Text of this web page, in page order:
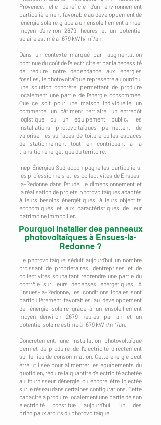
Provence, elle bénéficie d'un environnement
particulièrement favorable au développement de
l'énergie solaire grâce à un ensoleillement annuel
moyen d'environ 2679 heures et un potentiel
solaire estimé à 1679 kWh/m²/an.
Dans un contexte marqué par l'augmentation
continue du coût de l'électricité et par la nécessité
de réduire notre dépendance aux énergies
fossiles, le photovoltaïque représente aujourd'hui
une solution concrète permettant de produire
localement une partie de l'énergie consommée.
Que ce soit pour une maison individuelle, un
commerce, un bâtiment tertiaire, un entrepôt
logistique ou un équipement public, les
installations photovoltaïques permettent de
valoriser les surfaces de toiture ou les espaces
de stationnement tout en contribuant à la
transition énergétique du territoire.
Inep Énergies Sud accompagne les particuliers,
les professionnels et les collectivités de Ensues-
la-Redonne dans l'étude, le dimensionnement et
la réalisation de projets photovoltaïques adaptés
à leurs besoins énergétiques, à leurs objectifs
économiques et aux caractéristiques de leur
patrimoine immobilier.
Pourquoi installer des panneaux
photovoltaïques à Ensues-la-
Redonne ?
Le photovoltaïque séduit aujourd'hui un nombre
croissant de propriétaires, d'entreprises et de
collectivités souhaitant reprendre une partie du
contrôle sur leurs dépenses énergétiques. À
Ensues-la-Redonne, les conditions locales sont
particulièrement favorables au développement
de l'énergie solaire grâce à un ensoleillement
moyen d'environ 2679 heures par an et un
potentiel solaire estimé à 1679 kWh/m²/an.
Concrètement, une installation photovoltaïque
permet de produire de l'électricité directement
sur le lieu de consommation. Cette énergie peut
être utilisée pour alimenter les équipements du
quotidien, réduire la quantité d'électricité achetée
au fournisseur d'énergie ou encore être injectée
sur le réseau dans certaines configurations. Cette
capacité à produire localement une partie de son
électricité constitue aujourd'hui l'un des
principaux atouts du photovoltaïque.